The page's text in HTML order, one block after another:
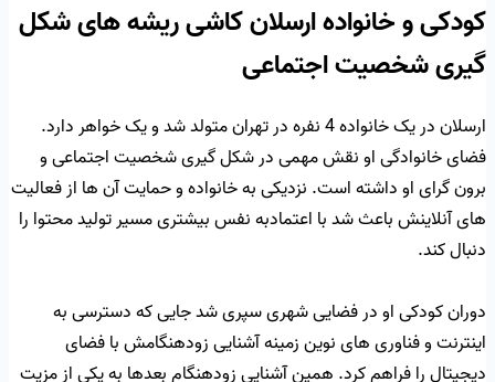
کودکی و خانواده ارسلان کاشی ریشه های شکل
گیری شخصیت اجتماعی
ارسلان در یک خانواده 4 نفره در تهران متولد شد و یک خواهر دارد.
فضای خانوادگی او نقش مهمی در شکل گیری شخصیت اجتماعی و
برون گرای او داشته است. نزدیکی به خانواده و حمایت آن ها از فعالیت
های آنلاینش باعث شد با اعتمادبه نفس بیشتری مسیر تولید محتوا را
دنبال کند.
دوران کودکی او در فضایی شهری سپری شد جایی که دسترسی به
اینترنت و فناوری های نوین زمینه آشنایی زودهنگامش با فضای
دیجیتال را فراهم کرد. همین آشنایی زودهنگام بعدها به یکی از مزیت